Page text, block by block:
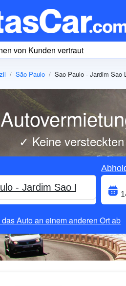
von Kunden vertraut
São Paulo Sao Paulo - Jardim Sao
✓ Keine
Auto an einem anderen Ort ab